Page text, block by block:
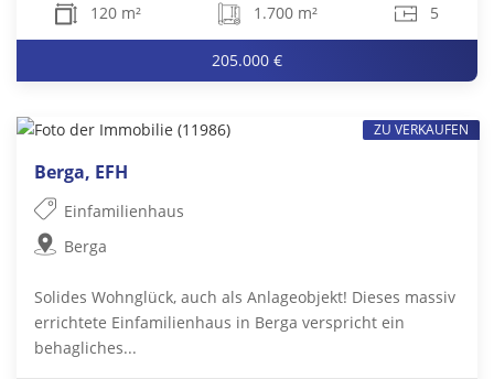
120 m² 1.700 m² 5
205.000 €
Berga, EFH
Einfamilienhaus
Berga
Solides Wohnglück, auch als Anlageobjekt! Dieses massiv
errichtete Einfamilienhaus in Berga verspricht ein
behagliches...
ZU VERKAUFEN